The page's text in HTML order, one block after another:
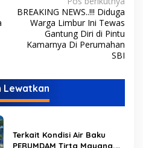
BREAKING NEWS..!!! Diduga
Warga Limbur Ini Tewas
Gantung Diri di Pintu
Kamarnya Di Perumahan
SBI
Lewatkan
Terkait Kondisi Air Baku
PERUMDAM Tirta Mayang,